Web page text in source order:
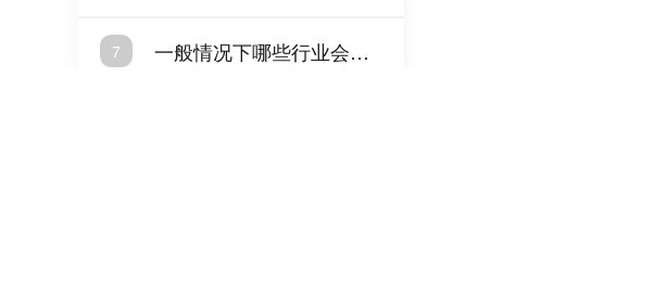
7
一般情况下哪些行业会需